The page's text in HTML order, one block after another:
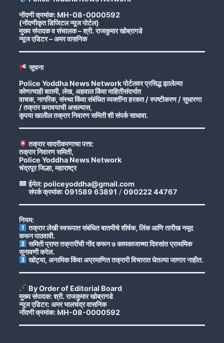
नोंदणी क्रमांक: MH-08-0000592
(नोंदणीकृत डिजिटल न्यूज पोर्टल)
मुख्य संपादक व संचालक – श्री. राजकुमार खोब्रागडे
न्यूज एडिटर – अमर वासनिक
सूचना
Police Yoddha News Network पोर्टलवर प्रसिद्ध झालेल्या
कोणत्याही बातमी, लेख, अहवाल किंवा माहितीसंदर्भात
वाचक, नागरिक, संस्था किंवा संबंधित व्यक्तींना हरकत / स्पष्टीकरण / सुधारणा
/ तक्रार करावयाची असल्यास,
कृपया खालील तक्रार निवारण समिती शी संपर्क साधावा.
तक्रार सादरीकरणाचा पत्ता:
तक्रार निवारण समिती,
Police Yoddha News Network
चंद्रपूर जिल्हा, महाराष्ट्र
ईमेल: policeyoddha@gmail.com
संपर्क क्रमांक: 091589 63891 / 090222 44767
नियम:
तक्रार लेखी स्वरूपात संबंधित बातमीचे शीर्षक, लिंक आणि तारीख नमूद
करून पाठवावी.
समिती प्राप्त तक्रारींची नोंद करून ७ कामकाजाच्या दिवसांत प्राथमिक
सुनावणी करेल.
खोट्या, अनामिक किंवा अप्रमाणित तक्रारी विचारात घेतल्या जाणार नाहीत.
By Order of Editorial Board
मुख्य संपादक: श्री. राजकुमार खोब्रागडे
न्यूज एडिटर: अमर भालचंद्र वासनिक
नोंदणी क्रमांक: MH-08-0000592